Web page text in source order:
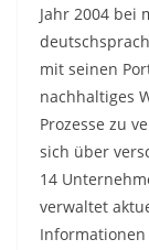
Jahr 2004 bei
mit seinen
nachhaltiges
Prozesse zu
sich über
14
verwaltet